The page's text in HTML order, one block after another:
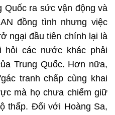
Quốc ra sức vận động và
đồng tình nhưng việc
ngại đầu tiên chính lại là
hỏi các nước khác phải
Trung Quốc. Hơn nữa,
tranh chấp cùng khai
mà họ chưa chiếm giữ
thấp. Đối với Hoàng Sa,